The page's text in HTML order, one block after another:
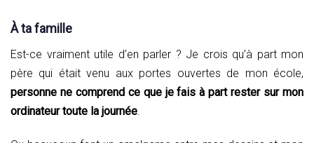
À ta famille
Est-ce vraiment utile d’en parler ? Je crois qu’à part mon
père qui était venu aux portes ouvertes de mon école,
personne ne comprend ce que je fais à part rester sur mon
ordinateur toute la journée.